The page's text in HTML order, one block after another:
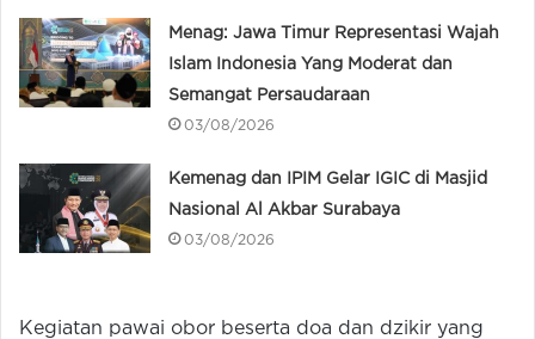
Menag: Jawa Timur Representasi Wajah
Islam Indonesia Yang Moderat dan
Semangat Persaudaraan
03/08/2026
Kemenag dan IPIM Gelar IGIC di Masjid
Nasional Al Akbar Surabaya
03/08/2026
Kegiatan pawai obor beserta doa dan dzikir yang